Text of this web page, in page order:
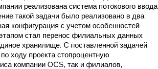
реализована система потокового ввода
такой задачи было реализовано в два
конфигурация с учетом особенностей
стал перенос филиальных данных
хранилище. С поставленной задачей
ходу проекта стопроцентную
компании OCS, так и филиалов,